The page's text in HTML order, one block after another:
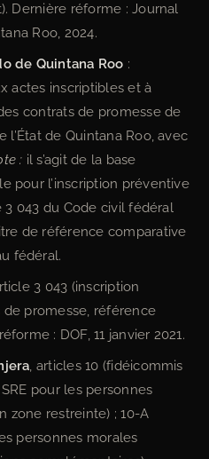
Dernière réforme : Journal
Roo, 2024.
de Quintana Roo :
actes inscriptibles et à
contrats de promesse de
de Quintana Roo, avec
: il s’agit de la base
pour l’inscription préventive
3 043 du Code civil fédéral
de référence comparative
fédéral.
3 043 (inscription
promesse, référence
: DOF, 11 janvier 2021.
, articles 10 (fidéicommis
pour les personnes
zone restreinte) ; 10-A
personnes morales